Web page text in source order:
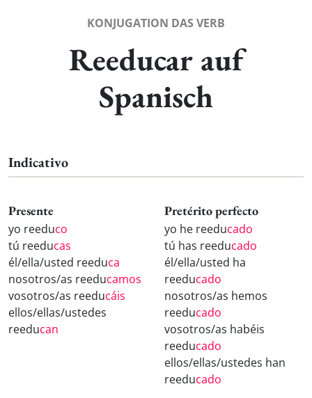
KONJUGATION DAS VERB
Reeducar auf
Spanisch
Indicativo
Presente
yo reeduco
tú reeducas
él/ella/usted reeduca
nosotros/as reeducamos
vosotros/as reeducáis
ellos/ellas/ustedes
reeducan
Pretérito perfecto
yo he reeducado
tú has reeducado
él/ella/usted ha
reeducado
nosotros/as hemos
reeducado
vosotros/as habéis
reeducado
ellos/ellas/ustedes han
reeducado